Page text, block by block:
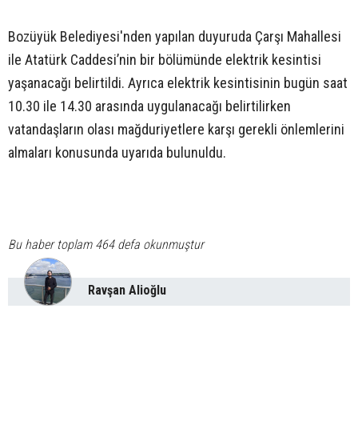
Bozüyük Belediyesi'nden yapılan duyuruda Çarşı Mahallesi
ile Atatürk Caddesi’nin bir bölümünde elektrik kesintisi
yaşanacağı belirtildi. Ayrıca elektrik kesintisinin bugün saat
10.30 ile 14.30 arasında uygulanacağı belirtilirken
vatandaşların olası mağduriyetlere karşı gerekli önlemlerini
almaları konusunda uyarıda bulunuldu.
Bu haber toplam 464 defa okunmuştur
Ravşan Alioğlu